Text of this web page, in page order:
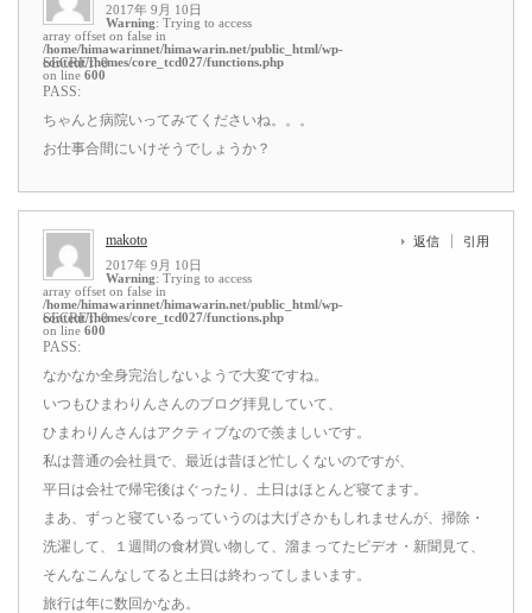
2017年 9月 10日
Warning: Trying to access
array offset on false in
/home/himawarinnet/himawarin.net/public_html/wp-
content/themes/core_tcd027/functions.php
on line 600
SECRET: 0
PASS:
ちゃんと病院いってみてくださいね。。。
お仕事合間にいけそうでしょうか？
makoto
2017年 9月 10日
Warning: Trying to access
array offset on false in
/home/himawarinnet/himawarin.net/public_html/wp-
content/themes/core_tcd027/functions.php
on line 600
返信 引用
SECRET: 0
PASS:
なかなか全身完治しないようで大変ですね。
いつもひまわりんさんのブログ拝見していて、
ひまわりんさんはアクティブなので羨ましいです。
私は普通の会社員で、最近は昔ほど忙しくないのですが、
平日は会社で帰宅後はぐったり、土日はほとんど寝てます。
まあ、ずっと寝ているっていうのは大げさかもしれませんが、掃除・
洗濯して、１週間の食材買い物して、溜まってたビデオ・新聞見て、
そんなこんなしてると土日は終わってしまいます。
旅行は年に数回かなあ。